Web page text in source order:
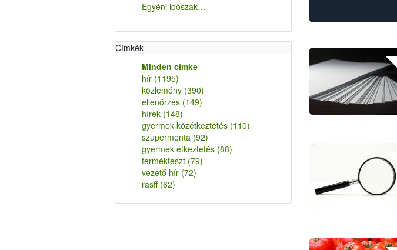
Egyéni időszak…
Címkék
Minden címke
hír (1195)
közlemény (390)
ellenőrzés (149)
hírek (148)
gyermek közétkeztetés (110)
szupermenta (92)
gyermek étkeztetés (88)
termékteszt (79)
vezető hír (72)
rasff (62)